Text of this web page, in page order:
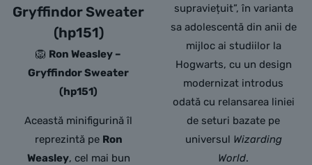
Gryffindor Sweater
(hp151)
🦁 Ron Weasley –
Gryffindor Sweater
(hp151)
Această minifigurină îl
reprezintă pe Ron
Weasley, cel mai bun
supraviețuit”, în varianta
sa adolescentă din anii de
mijloc ai studiilor la
Hogwarts, cu un design
modernizat introdus
odată cu relansarea liniei
de seturi bazate pe
universul Wizarding
World.